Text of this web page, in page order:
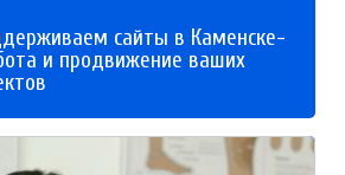
сайты в Каменске-
и продвижение ваших